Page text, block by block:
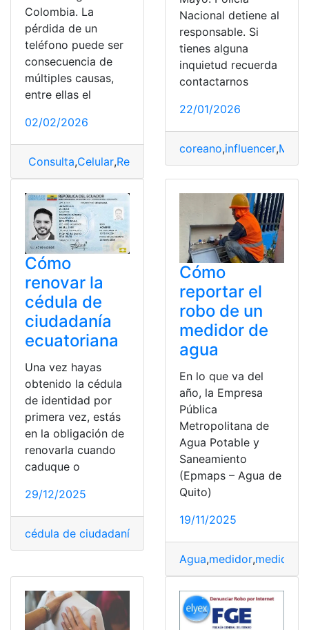
Colombia. La
pérdida de un
teléfono puede ser
consecuencia de
múltiples causas,
entre ellas el
02/02/2026
Consulta,Celular,Reportar
Nacional detiene al
responsable. Si
tienes alguna
inquietud recuerda
contactarnos
22/01/2026
coreano,influencer,Mayo
Cómo
renovar la
cédula de
ciudadanía
ecuatoriana
Una vez hayas
obtenido la cédula
de identidad por
primera vez, estás
en la obligación de
renovarla cuando
caduque o
29/12/2025
cédula de ciudadanía
Cómo
reportar el
robo de un
medidor de
agua
En lo que va del
año, la Empresa
Pública
Metropolitana de
Agua Potable y
Saneamiento
(Epmaps – Agua de
Quito)
19/11/2025
Agua,medidor,medidor